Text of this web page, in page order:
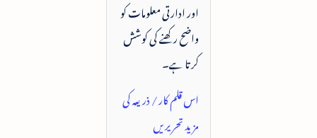
اور ادارتی معلومات کو
واضح رکھنے کی کوشش
کرتا ہے۔
اس قلم کار / ذریعہ کی
مزید تحریریں